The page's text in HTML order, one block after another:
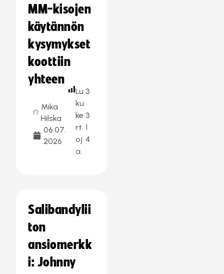
MM-kisojen
käytännön
kysymykset
koottiin
yhteen
Mika
Hilska
06.07.
2026
Lu
ku
ke
rt
oj
a:
3
3
1
4
Salibandylii
ton
ansiomerkk
i: Johnny